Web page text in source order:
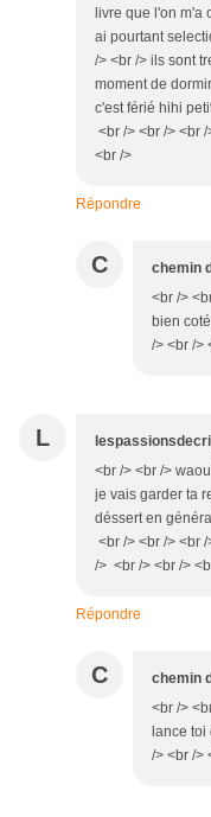
livre que l'on m'a
ai pourtant
/> <br /> ils sont
moment de
c'est férié hihi
<br /> <br /> <br
<br />
Répondre
C chemin
<br />
bien
/> <br />
L
<br /> <br />
je vais garder ta
déssert en
<br /> <br /> <br
/> <br /> <br />
Répondre
C chemin
<br />
lance
/> <br />